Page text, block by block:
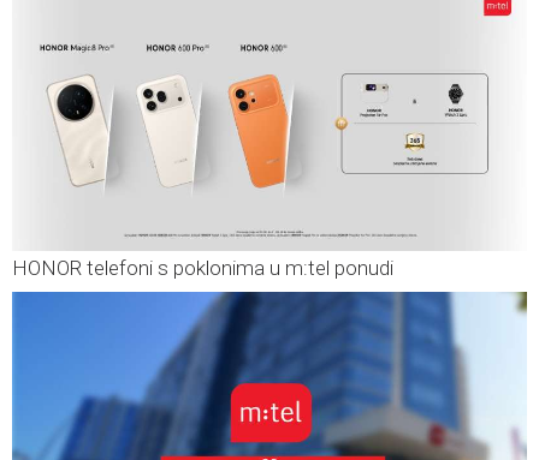
HONOR telefoni s poklonima u m:tel ponudi